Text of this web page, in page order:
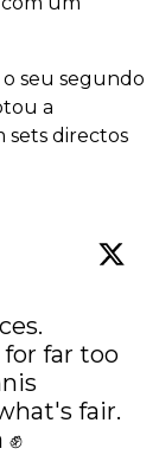
seu segundo
a
sets directos
for far too
fair.
✊️